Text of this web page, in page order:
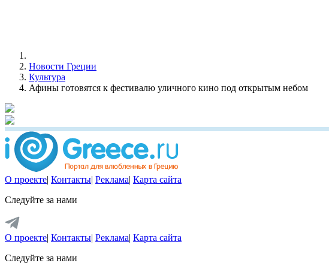
Новости Греции
Культура
Афины готовятся к фестивалю уличного кино под открытым небом
О проекте| Контакты| Реклама| Карта сайта
Следуйте за нами
О проекте| Контакты| Реклама| Карта сайта
Следуйте за нами